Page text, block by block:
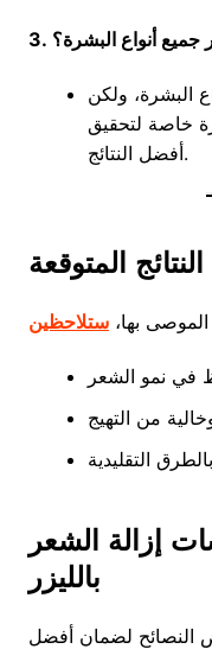
جميع أنواع البشرة؟
البشرة، ولكن
خاصة لتحقيق
أفضل النتائج.
النتائج المتوقعة
الموصى بها،ستلاحظين
إزالة الشعر
بالليزر
النصائح لضمان أفضل